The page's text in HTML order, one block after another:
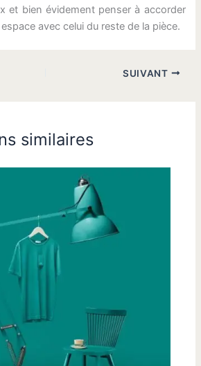
et bien évidement penser à accorder
avec celui du reste de la pièce.
SUIVANT
similaires